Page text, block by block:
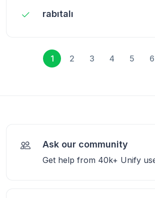
rabıtalı
1 2 3 4 5 6
Ask our community
Get help from 40k+ Unify